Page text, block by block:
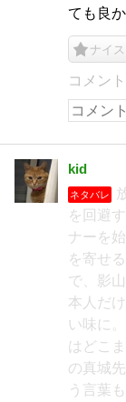
ても良か
ナイス
コメン
kid
ネタバレ
を回避
ナーを
を寄せ
で、影
本人だ
い味に
はどこ
の真城
う言葉